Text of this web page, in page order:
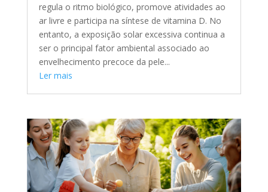
regula o ritmo biológico, promove atividades ao
ar livre e participa na síntese de vitamina D. No
entanto, a exposição solar excessiva continua a
ser o principal fator ambiental associado ao
envelhecimento precoce da pele...
Ler mais